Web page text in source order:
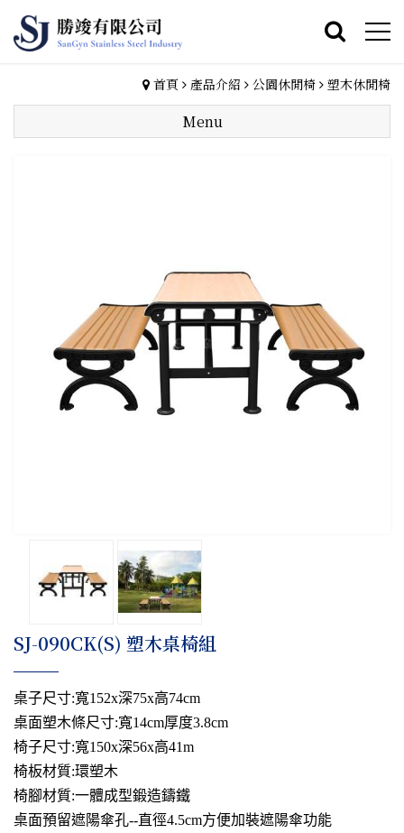
首頁 產品介紹 公園休閒椅 塑木休閒椅
Menu
SJ-090CK(S) 塑木桌椅組
桌子尺寸:寬152x深75x高74cm
桌面塑木條尺寸:寬14cm厚度3.8cm
椅子尺寸:寬150x深56x高41m
椅板材質:環塑木
椅腳材質:一體成型鍛造鑄鐵
桌面預留遮陽傘孔--直徑4.5cm方便加裝遮陽傘功能